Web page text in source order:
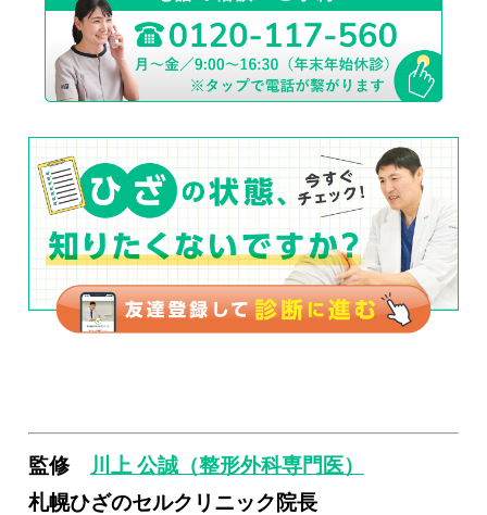
監修
川上 公誠（整形外科専門医）
札幌ひざのセルクリニック院長